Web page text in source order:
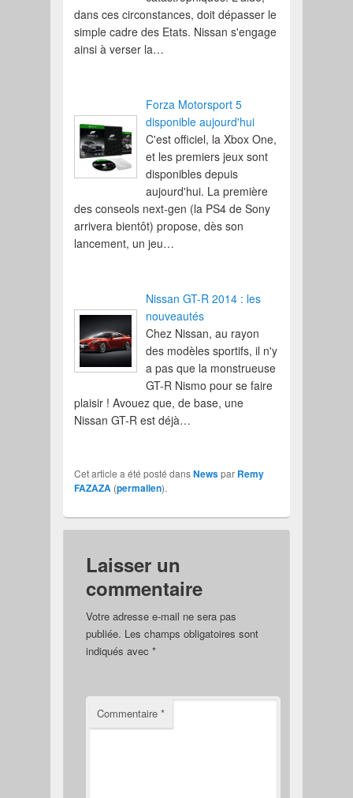
dans ces circonstances, doit dépasser le
simple cadre des Etats. Nissan s'engage
ainsi à verser la…
Forza Motorsport 5
disponible aujourd'hui
C'est officiel, la Xbox One,
et les premiers jeux sont
disponibles depuis
aujourd'hui. La première
des conseols next-gen (la PS4 de Sony
arrivera bientôt) propose, dès son
lancement, un jeu…
Nissan GT-R 2014 : les
nouveautés
Chez Nissan, au rayon
des modèles sportifs, il n'y
a pas que la monstrueuse
GT-R Nismo pour se faire
plaisir ! Avouez que, de base, une
Nissan GT-R est déjà…
Cet article a été posté dansNewspar Remy
FAZAZA (permalien).
Laisser un
commentaire
Votre adresse e-mail ne sera pas
publiée. Les champs obligatoires sont
indiqués avec *
Commentaire *